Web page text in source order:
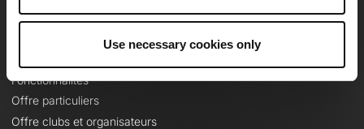
Use necessary cookies only
Fonctionnalités
Offre particuliers
Offre clubs et organisateurs